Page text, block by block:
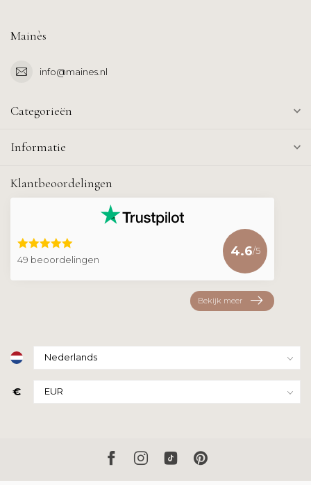
Mainès
info@maines.nl
Categorieën
Informatie
Klantbeoordelingen
49 beoordelingen
4.6/5
Bekijk meer
€